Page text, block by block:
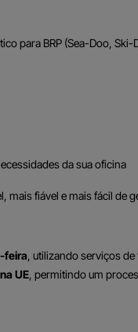
para BRP (Sea-Doo, Ski-
da sua oficina
fiável e mais fácil de
feira , utilizando serviços
UE , permitindo um